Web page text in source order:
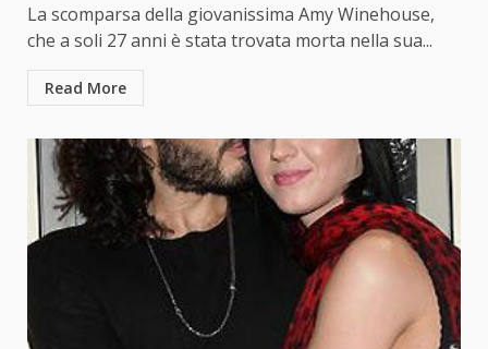
La scomparsa della giovanissima Amy Winehouse,
che a soli 27 anni è stata trovata morta nella sua...
Read More